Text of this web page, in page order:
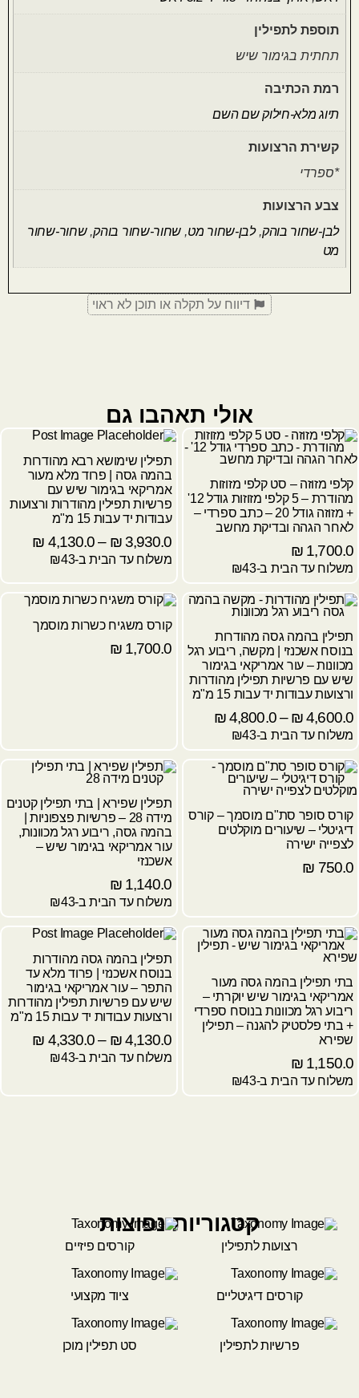
תוספת לתפילין
תחתית בגימור שיש
רמת הכתיבה
תיוג מלא-חילוק שם השם
קשירת הרצועות
*ספרדי
צבע הרצועות
לבן-שחור בוהק,לבן-שחור מט, שחור-שחור בוהק,שחור-שחור
מט
דיווח על תקלה או תוכן לא ראוי
אולי תאהבו גם
קלפי מזוזה – סט קלפי מזוזות
מהודרת – 5 קלפי מזוזות גודל 12'
+ מזוזה גודל 20 – כתב ספרדי –
לאחר הגהה ובדיקת מחשב
1,700.0
₪
משלוח עד הבית ב-₪43
תפילין שימושא רבא מהודרות
בהמה גסה | פרוד מלא מעור
אמריקאי בגימור שיש עם
פרשיות תפילין מהודרות ורצועות
עבודות יד עבות 15 מ"מ
3,930.0
₪
–
4,130.0
₪
משלוח עד הבית ב-₪43
תפילין בהמה גסה מהודרות
בנוסח אשכנזי | מקשה, ריבוע רגל
מכוונות – עור אמריקאי בגימור
שיש עם פרשיות תפילין מהודרות
ורצועות עבודות יד עבות 15 מ"מ
4,600.0
₪
–
4,800.0
₪
משלוח עד הבית ב-₪43
קורס משגיח כשרות מוסמך
1,700.0
₪
קורס סופר סת"ם מוסמך – קורס
דיגיטלי – שיעורים מוקלטים
לצפייה ישירה
750.0
₪
תפילין שפירא | בתי תפילין קטנים
מידה 28 – פרשיות פצפוניות |
בהמה גסה, ריבוע רגל מכוונות,
עור אמריקאי בגימור שיש –
אשכנזי
1,140.0
₪
משלוח עד הבית ב-₪43
בתי תפילין בהמה גסה מעור
אמריקאי בגימור שיש יוקרתי –
ריבוע רגל מכוונות בנוסח ספרדי
+ בתי פלסטיק להגנה – תפילין
שפירא
1,150.0
₪
משלוח עד הבית ב-₪43
תפילין בהמה גסה מהודרות
בנוסח אשכנזי | פרוד מלא עד
התפר – עור אמריקאי בגימור
שיש עם פרשיות תפילין מהודרות
ורצועות עבודות יד עבות 15 מ"מ
4,130.0
₪
–
4,330.0
₪
משלוח עד הבית ב-₪43
קטגוריות נפוצות
רצועות לתפילין קורסים פיזיים
קורסים דיגיטליים ציוד מקצועי
פרשיות לתפילין סט תפילין מוכן